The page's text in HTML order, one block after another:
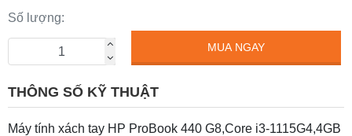
Số lượng:
MUA NGAY
THÔNG SỐ KỸ THUẬT
Máy tính xách tay HP ProBook 440 G8,Core i3-1115G4,4GB